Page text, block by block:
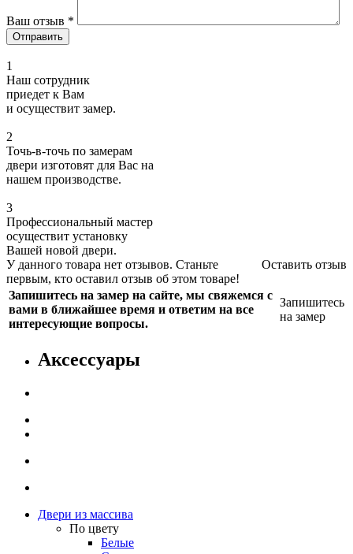
Ваш отзыв *
1
Наш сотрудник
приедет к Вам
и осуществит замер.
2
Точь-в-точь по замерам
двери изготовят для Вас на
нашем производстве.
3
Профессиональный мастер
осуществит установку
Вашей новой двери.
Оставить отзыв
У данного товара нет отзывов. Станьте
первым, кто оставил отзыв об этом товаре!
Запишитесь на замер на сайте, мы свяжемся с
вами в ближайшее время и ответим на все
интересующие вопросы.
Запишитесь
на замер
Аксессуары
Двери из массива
По цвету
Белые